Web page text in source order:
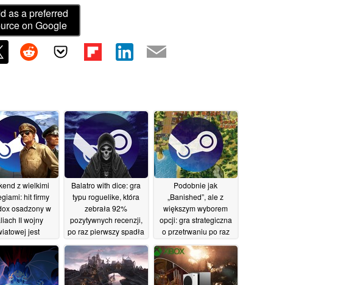
as a preferred
on Google
z wielkimi
hit firmy
osadzony w
II wojny
jest
na Steamie
12/06/2026
Balatro with dice: gra
typu roguelike, która
zebrała 92%
pozytywnych recenzji,
po raz pierwszy spadła
5,60 USD12/06/2026
Podobnie jak
„Banished”, ale z
większym wyborem
opcji: gra strategiczna
o przetrwaniu po raz
Steamie poniżej 5
dolarów12/06/2026